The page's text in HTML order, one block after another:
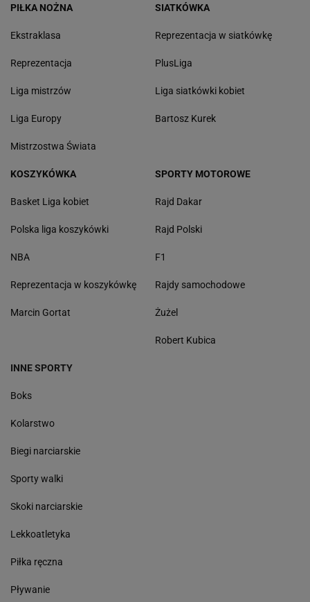
PIŁKA NOŻNA
Ekstraklasa
Reprezentacja
Liga mistrzów
Liga Europy
Mistrzostwa Świata
SIATKÓWKA
Reprezentacja w siatkówkę
PlusLiga
Liga siatkówki kobiet
Bartosz Kurek
KOSZYKÓWKA
Basket Liga kobiet
Polska liga koszykówki
NBA
Reprezentacja w koszykówkę
Marcin Gortat
SPORTY MOTOROWE
Rajd Dakar
Rajd Polski
F1
Rajdy samochodowe
Żużel
Robert Kubica
INNE SPORTY
Boks
Kolarstwo
Biegi narciarskie
Sporty walki
Skoki narciarskie
Lekkoatletyka
Piłka ręczna
Pływanie